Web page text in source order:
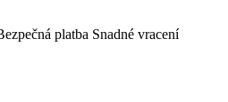
platba Snadné vracení